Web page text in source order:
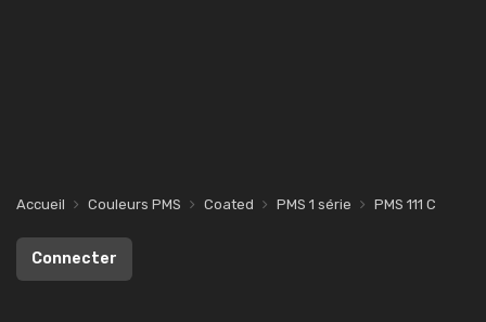
Accueil Couleurs PMS Coated PMS 1 série PMS 111 C
Connecter